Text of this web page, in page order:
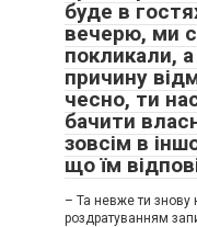
буде в
вечерю, ми
покликали,
причину
чесно, ти
бачити
зовсім в
що їм
– Та невже ти знову
роздратуванням